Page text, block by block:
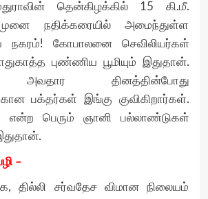
தென்கிழக்கில் 15 கி.மீ.
நதிக்கரையில் அமைந்துள்ள
நகரம்! கோபாலனை செவிலியர்கள்
புண்ணிய பூமியும் இதுதான்.
அவதார தினத்தின்போது
பக்தர்கள் இங்கு குவிகிறார்கள்.
என்ற பெரும் ஞானி பல்லாண்டுகள்
–
தில்லி சர்வதேச விமான நிலையம்